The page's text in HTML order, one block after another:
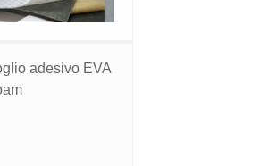
adesivo EVA